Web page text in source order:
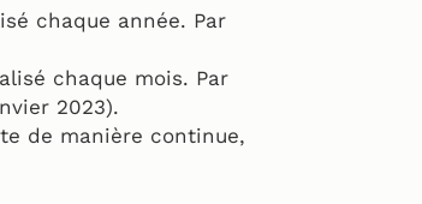
chaque année. Par
chaque mois. Par
2023).
de manière continue,